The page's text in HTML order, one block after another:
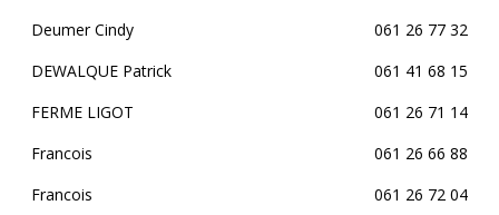
Deumer Cindy
061 26 77 32
DEWALQUE Patrick
061 41 68 15
FERME LIGOT
061 26 71 14
Francois
061 26 66 88
Francois
061 26 72 04